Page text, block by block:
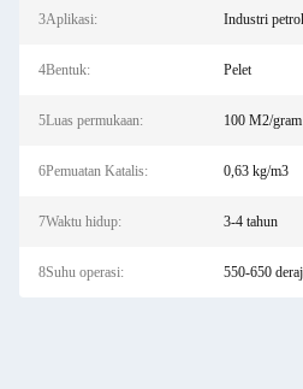
3Aplikasi: Industri
4Bentuk: Pelet
5Luas permukaan: 100 M2/gram
6Pemuatan Katalis: 0,63 kg/m3
7Waktu hidup: 3-4 tahun
8Suhu operasi: 550-650